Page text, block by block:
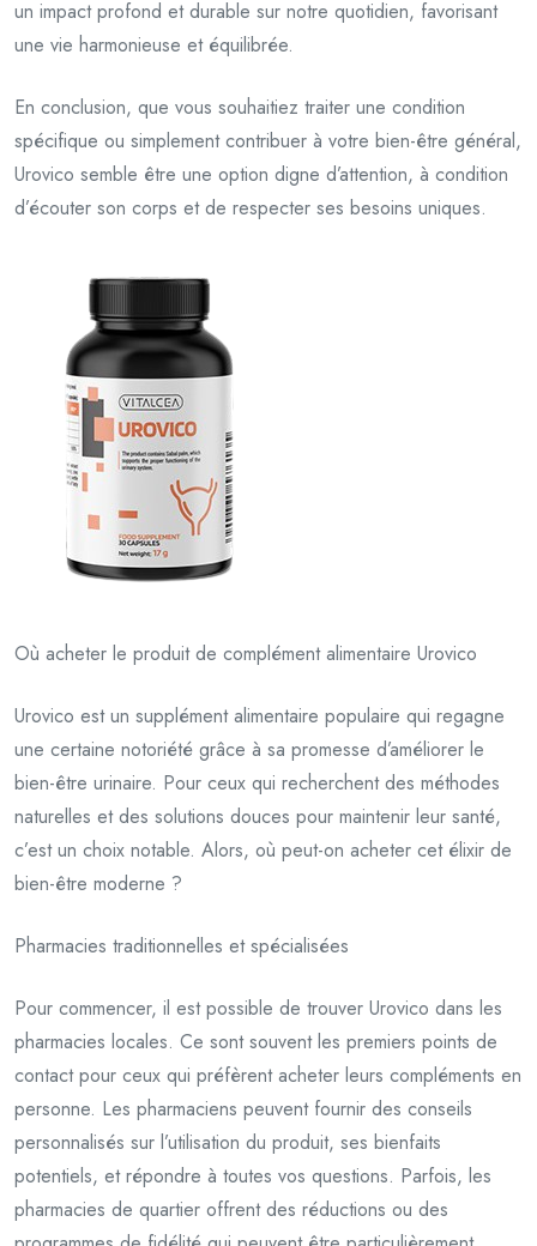
un impact profond et durable sur notre quotidien, favorisant
une vie harmonieuse et équilibrée.
En conclusion, que vous souhaitiez traiter une condition
spécifique ou simplement contribuer à votre bien-être général,
Urovico semble être une option digne d’attention, à condition
d’écouter son corps et de respecter ses besoins uniques.
Où acheter le produit de complément alimentaire Urovico
Urovico est un supplément alimentaire populaire qui regagne
une certaine notoriété grâce à sa promesse d’améliorer le
bien-être urinaire. Pour ceux qui recherchent des méthodes
naturelles et des solutions douces pour maintenir leur santé,
c’est un choix notable. Alors, où peut-on acheter cet élixir de
bien-être moderne ?
Pharmacies traditionnelles et spécialisées
Pour commencer, il est possible de trouver Urovico dans les
pharmacies locales. Ce sont souvent les premiers points de
contact pour ceux qui préfèrent acheter leurs compléments en
personne. Les pharmaciens peuvent fournir des conseils
personnalisés sur l’utilisation du produit, ses bienfaits
potentiels, et répondre à toutes vos questions. Parfois, les
pharmacies de quartier offrent des réductions ou des